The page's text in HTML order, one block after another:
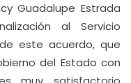
Guadalupe Estrada
al Servicio
este acuerdo, que
del Estado con